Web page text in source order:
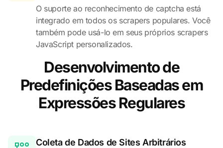
O suporte ao reconhecimento de captcha está
integrado em todos os scrapers populares. Você
também pode usá-lo em seus próprios scrapers
JavaScript personalizados.
Desenvolvimento de
Predefinições Baseadas em
Expressões Regulares
Coleta de Dados de Sites Arbitrários